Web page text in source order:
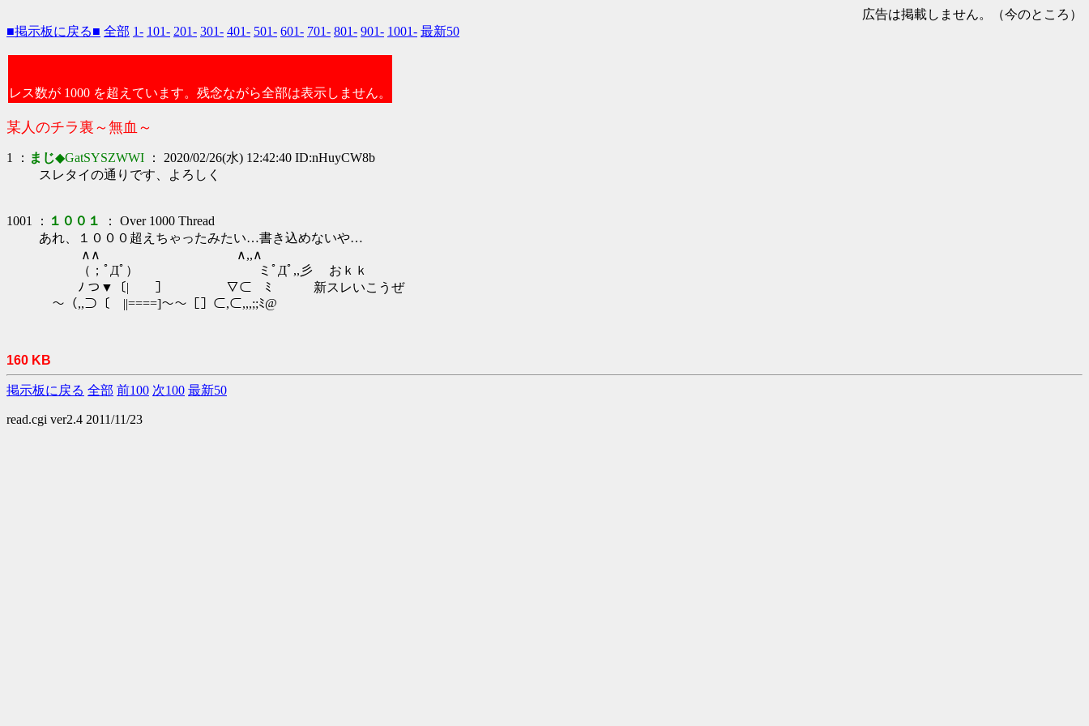
広告は掲載しません。（今のところ）
■掲示板に戻る■ 全部 1- 101- 201- 301- 401- 501- 601- 701- 801- 901- 1001- 最新50
レス数が 1000 を超えています。残念ながら全部は表示しません。
某人のチラ裏～無血～
1 ： まじ◆GatSYSZWWI ： 2020/02/26(水) 12:42:40 ID:nHuyCW8b
スレタイの通りです、よろしく
1001 ： １００１
： Over 1000 Thread
あれ、１０００超えちゃったみたい…書き込めないや…
∧∧ ∧,,∧
（；ﾟДﾟ） ミﾟДﾟ,,彡 おｋｋ
ﾉ つ▼〔|￣￣］ ▽⊂ ﾐ 新スレいこうぜ
～（,,⊃〔￣||====]～～［］⊂,⊂,,,;;ﾐ@
160 KB
掲示板に戻る 全部 前100 次100 最新50
read.cgi ver2.4 2011/11/23